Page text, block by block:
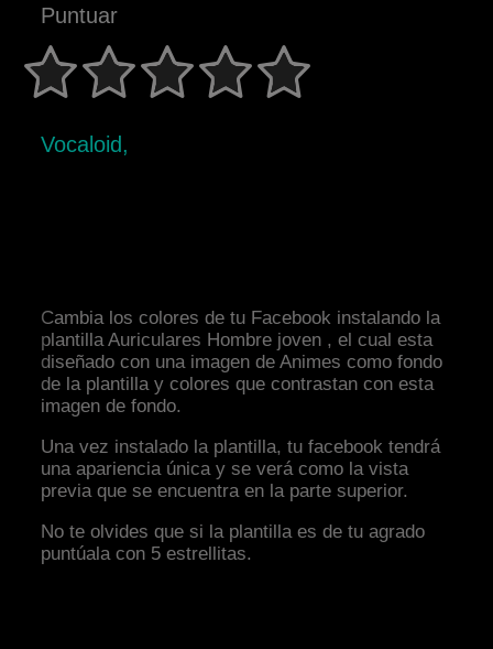
Puntuar
Vocaloid,
Cambia los colores de tu Facebook instalando la
plantilla Auriculares Hombre joven , el cual esta
diseñado con una imagen de Animes como fondo
de la plantilla y colores que contrastan con esta
imagen de fondo.
Una vez instalado la plantilla, tu facebook tendrá
una apariencia única y se verá como la vista
previa que se encuentra en la parte superior.
No te olvides que si la plantilla es de tu agrado
puntúala con 5 estrellitas.